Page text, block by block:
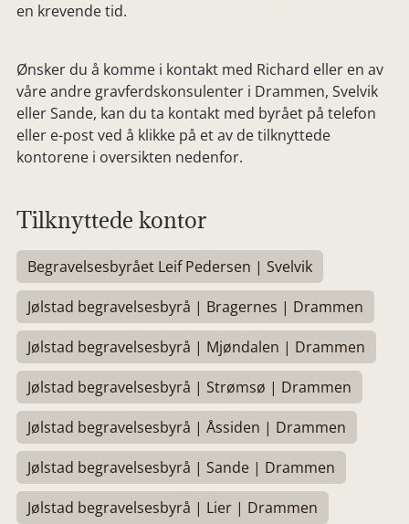
en krevende tid.
Ønsker du å komme i kontakt med Richard eller en av
våre andre gravferdskonsulenter i Drammen, Svelvik
eller Sande, kan du ta kontakt med byrået på telefon
eller e-post ved å klikke på et av de tilknyttede
kontorene i oversikten nedenfor.
Tilknyttede kontor
Begravelsesbyrået Leif Pedersen | Svelvik
Jølstad begravelsesbyrå | Bragernes | Drammen
Jølstad begravelsesbyrå | Mjøndalen | Drammen
Jølstad begravelsesbyrå | Strømsø | Drammen
Jølstad begravelsesbyrå | Åssiden | Drammen
Jølstad begravelsesbyrå | Sande | Drammen
Jølstad begravelsesbyrå | Lier | Drammen